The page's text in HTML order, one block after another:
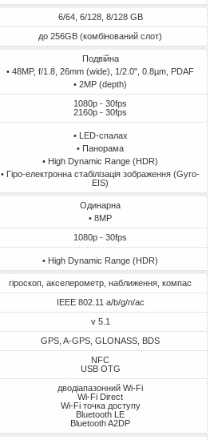
6/64, 6/128, 8/128 GB
до 256GB (комбінований слот)
Подвійна
• 48MP, f/1.8, 26mm (wide), 1/2.0", 0.8µm, PDAF
• 2MP (depth)
1080p - 30fps
2160p - 30fps
• LED-спалах
• Панорама
• High Dynamic Range (HDR)
• Гіро-електронна стабілізація зображення (Gyro-
EIS)
Одинарна
• 8MP
1080p - 30fps
• High Dynamic Range (HDR)
гіроскоп, акселерометр, наближення, компас
IEEE 802.11 a/b/g/n/ac
v 5.1
GPS, A-GPS, GLONASS, BDS
NFC
USB OTG
дводіапазонний Wi-Fi
Wi-Fi Direct
Wi-Fi точка доступу
Bluetooth LE
Bluetooth A2DP